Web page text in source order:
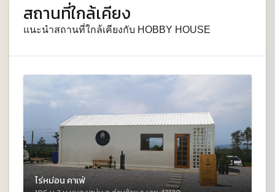
สถานที่ใกล้เคียง
แนะนำสถานที่ใกล้เคียงกับ HOBBY HOUSE
ไร่หม่อน คาเฟ่